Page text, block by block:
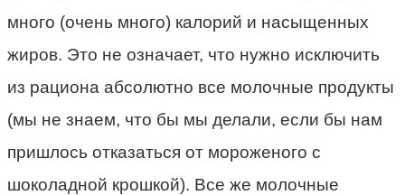
много (очень много) калорий и насыщенных
жиров. Это не означает, что нужно исключить
из рациона абсолютно все молочные продукты
(мы не знаем, что бы мы делали, если бы нам
пришлось отказаться от мороженого с
шоколадной крошкой). Все же молочные